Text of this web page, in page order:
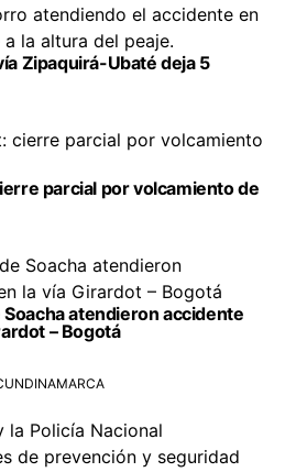
Zipaquirá-Ubaté deja 5
parcial por volcamiento de
atendieron accidente
– Bogotá